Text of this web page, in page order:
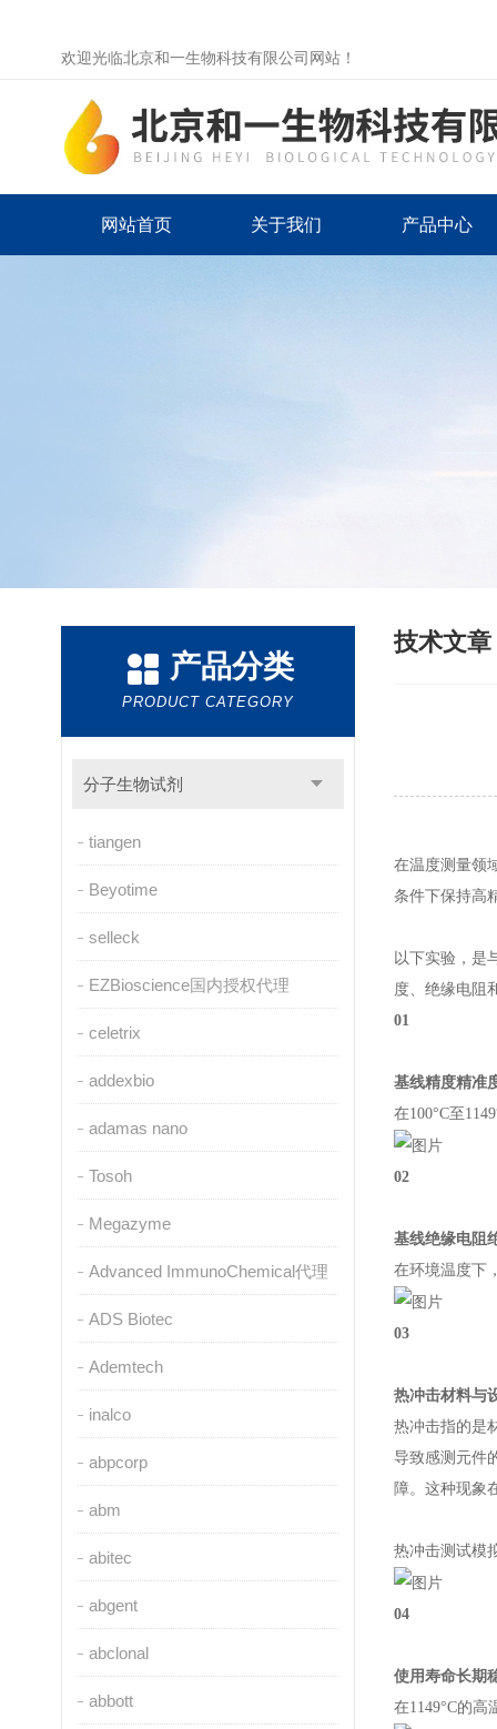
欢迎光临北京和一生物科技有限公司网站！
网站首页 关于我们 产品中心
产品分类
PRODUCT CATEGORY
分子生物试剂
tiangen
Beyotime
selleck
EZBioscience国内授权代理
celetrix
addexbio
adamas nano
Tosoh
Megazyme
Advanced ImmunoChemical代理
ADS Biotec
Ademtech
inalco
abpcorp
abm
abitec
abgent
abclonal
abbott
技术文章
在温度测量领
条件下保持高
以下实验， 是
度、绝缘电阻
01
基线精度精准
在100°C至
02
基线绝缘电阻
在环境温度下
03
热冲击材料与
热冲击指的是
导致感测元件
障。这种现象
热冲击测试模
04
使用寿命长期
在1149°C的